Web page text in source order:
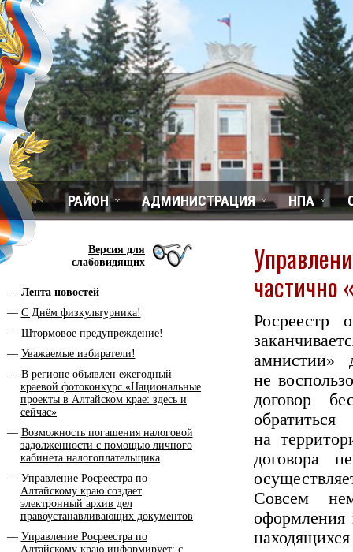
РАЙОН АДМИНИСТРАЦИЯ НПА
Версия для
слабовидящих
Лента новостей
С Днём физкультурника!
Штормовое предупреждение!
Уважаемые избиратели!
В регионе объявлен ежегодный
краевой фотоконкурс «Национальные
проекты в Алтайском крае: здесь и
сейчас»
Возможность погашения налоговой
задолженности с помощью личного
кабинета налогоплательщика
Управление Росреестра по
Алтайскому краю создает
электронный архив дел
правоустанавливающих документов
Управление Росреестра по
Алтайскому краю информирует: с
частично
Росреестр
амнистии»
не
договор
на
договора
Совсем